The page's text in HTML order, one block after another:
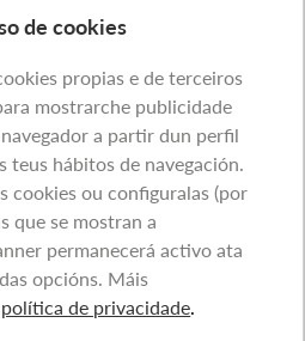
de cookies
propias e de terceiros
mostrarche publicidade
a partir dun perfil
teus hábitos de navegación.
cookies ou configuralas (por
que se mostran a
permanecerá activo ata
opcións. Máis
política de privacidade